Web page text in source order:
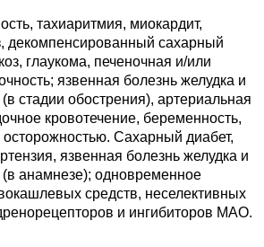
тахиаритмия, миокардит,
декомпенсированный сахарный
глаукома, печеночная и/или
язвенная болезнь желудка и
стадии обострения), артериальная
кровотечение, беременность,
осторожностью. Сахарный диабет,
язвенная болезнь желудка и
(в анамнезе); одновременное
средств, неселективных
и ингибиторов МАО.